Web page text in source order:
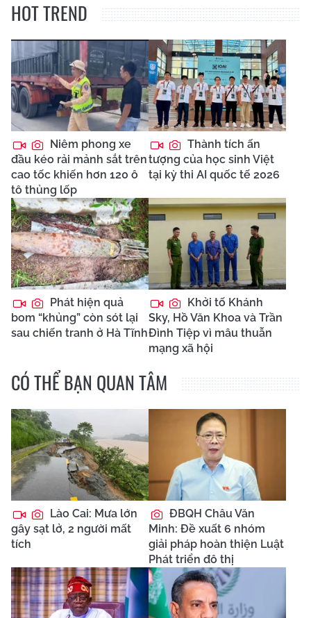
HOT TREND
Niêm phong xe
đầu kéo rải mảnh sắt trên
cao tốc khiến hơn 120 ô
tô thủng lốp
Thành tích ấn
tượng của học sinh Việt
tại kỳ thi AI quốc tế 2026
Phát hiện quả
bom “khủng” còn sót lại
sau chiến tranh ở Hà Tĩnh
Khởi tố Khánh
Sky, Hồ Văn Khoa và Trần
Đình Tiệp vì mâu thuẫn
mạng xã hội
CÓ THỂ BẠN QUAN TÂM
Lào Cai: Mưa lớn
gây sạt lở, 2 người mất
tích
ĐBQH Châu Văn
Minh: Đề xuất 6 nhóm
giải pháp hoàn thiện Luật
Phát triển đô thị